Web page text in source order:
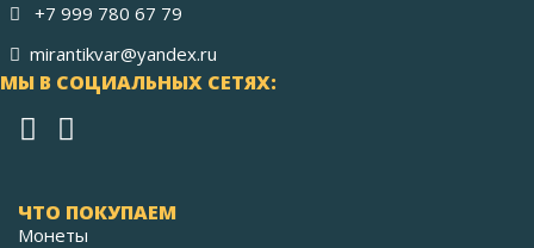
+7 999 780 67 79
mirantikvar@yandex.ru
МЫ В СОЦИАЛЬНЫХ СЕТЯХ:
ЧТО ПОКУПАЕМ
Монеты